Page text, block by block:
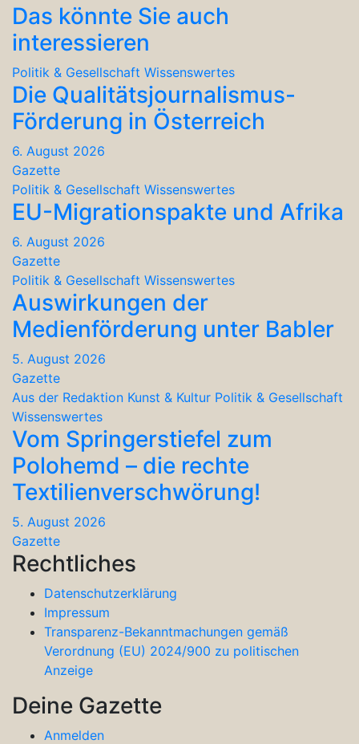
Das könnte Sie auch
interessieren
Politik & Gesellschaft Wissenswertes
Die Qualitätsjournalismus-
Förderung in Österreich
6. August 2026
Gazette
Politik & Gesellschaft Wissenswertes
EU-Migrationspakte und Afrika
6. August 2026
Gazette
Politik & Gesellschaft Wissenswertes
Auswirkungen der
Medienförderung unter Babler
5. August 2026
Gazette
Aus der Redaktion Kunst & Kultur Politik & Gesellschaft
Wissenswertes
Vom Springerstiefel zum
Polohemd – die rechte
Textilienverschwörung!
5. August 2026
Gazette
Rechtliches
Datenschutzerklärung
Impressum
Transparenz-Bekanntmachungen gemäß
Verordnung (EU) 2024/900 zu politischen
Anzeige
Deine Gazette
Anmelden